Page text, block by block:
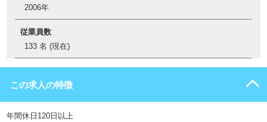
2006年
従業員数
133 名 (現在)
この求人の特徴
年間休日120日以上